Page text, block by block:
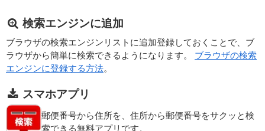
検索エンジンに追加
ブラウザの検索エンジンリストに追加登録しておくことで、ブ
ラウザから簡単に検索できるようになります。 ブラウザの検索
エンジンに登録する方法。
スマホアプリ
郵便番号から住所を、住所から郵便番号をサクッと検
索できる無料アプリです。